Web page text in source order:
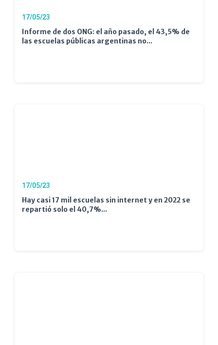
17/05/23
Informe de dos ONG: el año pasado, el 43,5% de
las escuelas públicas argentinas no...
17/05/23
Hay casi 17 mil escuelas sin internet y en 2022 se
repartió solo el 40,7%...